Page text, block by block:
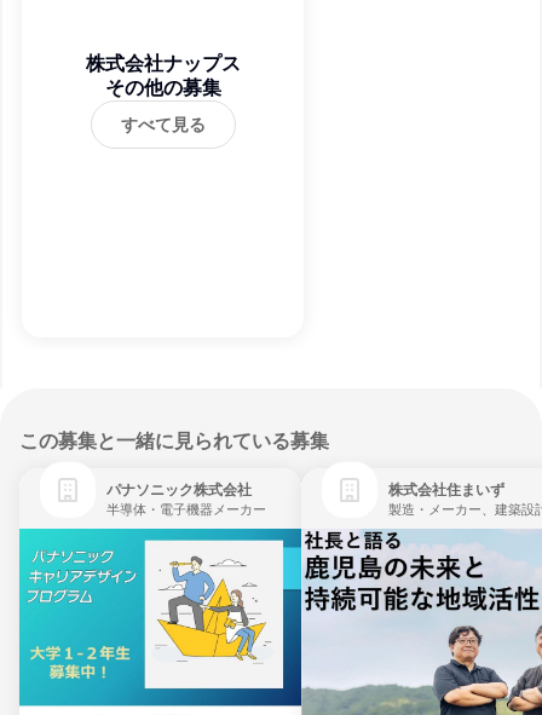
株式会社ナップス
その他の募集
すべて見る
この募集と一緒に見られている募集
パナソニック株式会社
半導体・電子機器メーカー
株式会社住まいず
製造・メーカー、建築設